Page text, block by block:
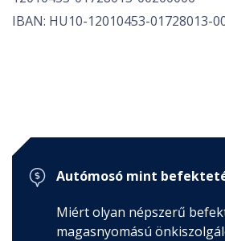
IBAN: HU10-12010453-01728013-
Autómosó mint
Miért olyan népszerű
magasnyomású